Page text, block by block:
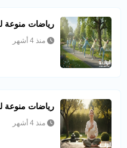
رياضات منوعة
منذ 4 أشهر
رياضات منوعة
منذ 4 أشهر